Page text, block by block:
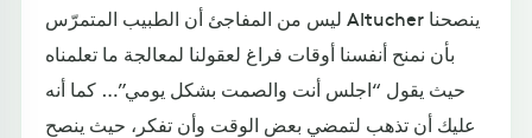
ليس من المفاجئ أن الطبيب المتمرّس Altucher ينصحنا
بأن نمنح أنفسنا أوقات فراغ لعقولنا لمعالجة ما تعلمناه
حيث يقول “اجلس أنت والصمت بشكل يومي”… كما أنه
عليك أن تذهب لتمضي بعض الوقت وأن تفكر، حيث ينصح